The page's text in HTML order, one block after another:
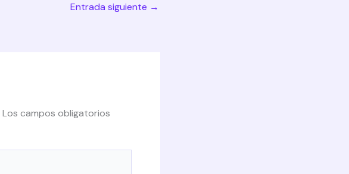
Entrada siguiente →
Los campos obligatorios